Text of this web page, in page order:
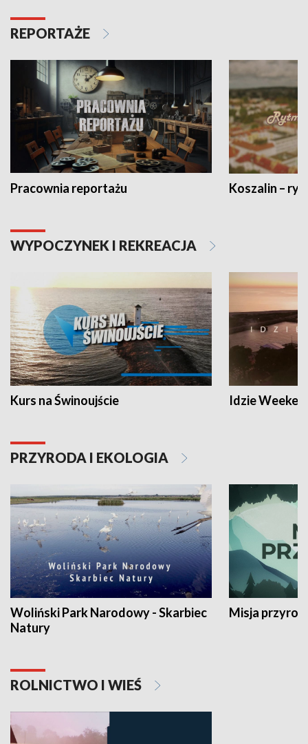
REPORTAŻE
Pracownia reportażu Koszalin –
WYPOCZYNEK I REKREACJA
Kurs na Świnoujście Idzie
PRZYRODA I EKOLOGIA
Woliński Park Narodowy - Skarbiec
Natury
Misja
ROLNICTWO I WIEŚ